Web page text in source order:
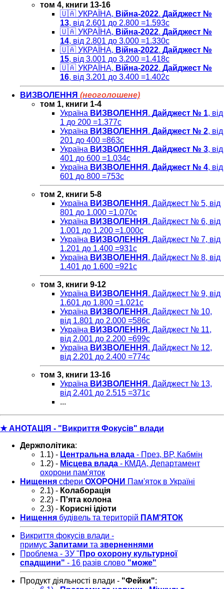
том 4, книги 13-16
🇺🇦 УКРАЇНА, Війна-2022. Дайджест №
13, від 2.601 до 2.800 =1.593c
🇺🇦 УКРАЇНА, Війна-2022. Дайджест №
14, від 2.801 до 3.000 =1.330c
🇺🇦 УКРАЇНА, Війна-2022. Дайджест №
15, від 3.001 до 3.200 =1.418c
🇺🇦 УКРАЇНА, Війна-2022. Дайджест №
16, від 3.201 до 3.400 =1.402c
ВИЗВОЛЕННЯ (неоголошене)
том 1, книги 1-4
Україна ВИЗВОЛЕННЯ . Дайджест № 1, від
1 до 200 =1.377с
Україна ВИЗВОЛЕННЯ . Дайджест № 2, від
201 до 400 =863c
Україна ВИЗВОЛЕННЯ . Дайджест № 3, від
401 до 600 =1.034с
Україна ВИЗВОЛЕННЯ . Дайджест № 4, від
601 до 800 =753с
том 2, книги 5-8
Україна ВИЗВОЛЕННЯ . Дайджест № 5, від
801 до 1.000 =1.070c
Україна ВИЗВОЛЕННЯ . Дайджест № 6, від
1.001 до 1.200 =1.000с
Україна ВИЗВОЛЕННЯ . Дайджест № 7, від
1.201 до 1.400 =931c
Україна ВИЗВОЛЕННЯ . Дайджест № 8, від
1.401 до 1.600 =921c
том 3, книги 9-12
Україна ВИЗВОЛЕННЯ . Дайджест № 9, від
1.601 до 1.800 =1.021c
Україна ВИЗВОЛЕННЯ . Дайджест № 10,
від 1.801 до 2.000 =586c
Україна ВИЗВОЛЕННЯ . Дайджест № 11,
від 2.001 до 2.200 =699c
Україна ВИЗВОЛЕННЯ . Дайджест № 12,
від 2.201 до 2.400 =774c
том 3, книги 13-16
Україна ВИЗВОЛЕННЯ . Дайджест № 13,
від 2.401 до 2.515 =371с
...
★ АНОТАЦІЯ - "Викриття Фокусів" влади
Держполітика:
1.1) - Центральна влада - През, ВР, Кабмін
1.2) - Місцева влада - КМДА, Департамент
охорони пам'яток
Нищення сфери ОХОРОНИ Пам'яток в Україні
2.1) - Колаборація
2.2) - П'ята колона
2.3) - Корисні ідіоти
Нищення будівель та територій ПАМ'ЯТОК
Викриття фокусів влади -
примус Запитами та зверненнями
Проблема - ЗУ " Про охорону культурної
спадщини" - 16 разів слово "може"
Продукт діяльності влади - "Фейки":